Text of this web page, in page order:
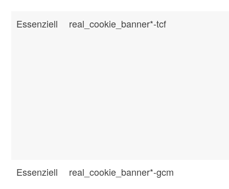
Essenziell real_cookie_banner*-tcf
Essenziell real_cookie_banner*-gcm